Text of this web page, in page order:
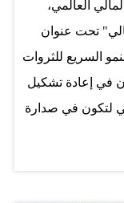
الترفيهية التي
تزداد وتيرة
الأخير من العام،
العالمي،
تحت عنوان
السريع للثروات
في إعادة تشكيل
لتكون في صدارة